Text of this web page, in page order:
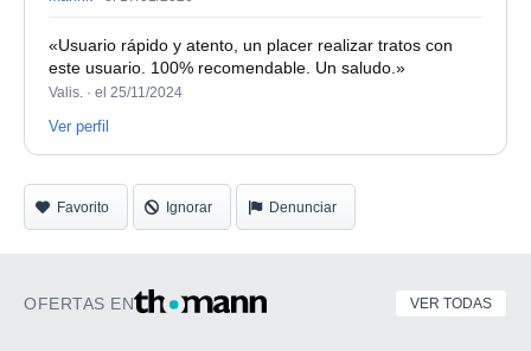
«Usuario rápido y atento, un placer realizar tratos con
este usuario. 100% recomendable. Un saludo.»
Valis. · el 25/11/2024
Ver perfil
Favorito Ignorar Denunciar
OFERTAS EN VER TODAS